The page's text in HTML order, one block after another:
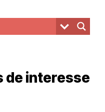
de interesse